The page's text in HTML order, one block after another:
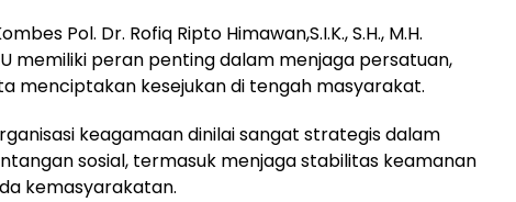
Pol. Dr. Rofiq Ripto Himawan,S.I.K., S.H., M.H.
memiliki peran penting dalam menjaga persatuan,
menciptakan kesejukan di tengah masyarakat.
keagamaan dinilai sangat strategis dalam
sosial, termasuk menjaga stabilitas keamanan
kemasyarakatan.